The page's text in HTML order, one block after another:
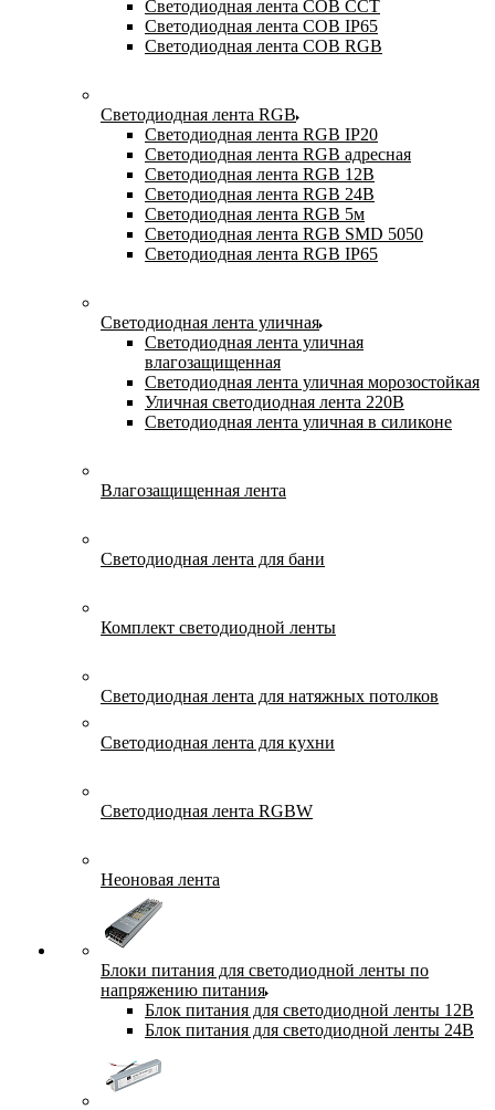
Светодиодная лента COB CCT
Светодиодная лента COB IP65
Светодиодная лента COB RGB
Светодиодная лента RGB
Светодиодная лента RGB IP20
Светодиодная лента RGB адресная
Светодиодная лента RGB 12В
Светодиодная лента RGB 24В
Светодиодная лента RGB 5м
Светодиодная лента RGB SMD 5050
Светодиодная лента RGB IP65
Светодиодная лента уличная
Светодиодная лента уличная
влагозащищенная
Светодиодная лента уличная морозостойкая
Уличная светодиодная лента 220В
Светодиодная лента уличная в силиконе
Влагозащищенная лента
Светодиодная лента для бани
Комплект светодиодной ленты
Светодиодная лента для натяжных потолков
Светодиодная лента для кухни
Светодиодная лента RGBW
Неоновая лента
Блоки питания для светодиодной ленты по
напряжению питания
Блок питания для светодиодной ленты 12В
Блок питания для светодиодной ленты 24В